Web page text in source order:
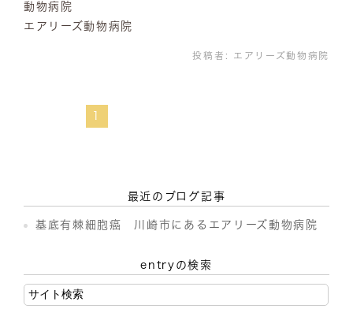
動物病院
エアリーズ動物病院
投稿者: エアリーズ動物病院
1
最近のブログ記事
基底有棘細胞癌 川崎市にあるエアリーズ動物病院
entryの検索